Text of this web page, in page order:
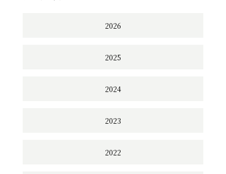
2026
2025
2024
2023
2022